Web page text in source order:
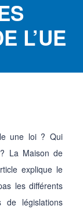
L’UE
une loi ? Qui
La Maison de
explique le
les différents
législations